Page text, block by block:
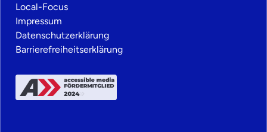
Local-Focus
Impressum
Datenschutz­erklärung
Barrierefreiheitserklärung